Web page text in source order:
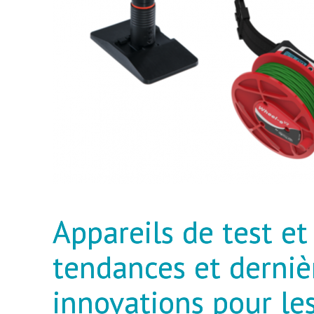
Appareils de test
tendances et
innovations pour